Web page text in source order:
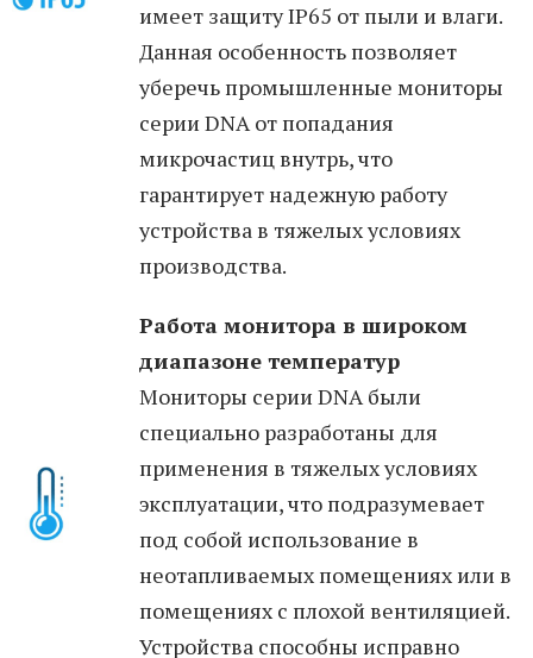
имеет защиту IP65 от пыли и влаги.
Данная особенность позволяет
уберечь промышленные мониторы
серии DNA от попадания
микрочастиц внутрь, что
гарантирует надежную работу
устройства в тяжелых условиях
производства.
Работа монитора в широком
диапазоне температур
Мониторы серии DNA были
специально разработаны для
применения в тяжелых условиях
эксплуатации, что подразумевает
под собой использование в
неотапливаемых помещениях или в
помещениях с плохой вентиляцией.
Устройства способны исправно